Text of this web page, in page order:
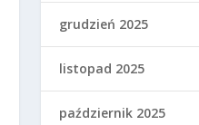
grudzień 2025
listopad 2025
październik 2025